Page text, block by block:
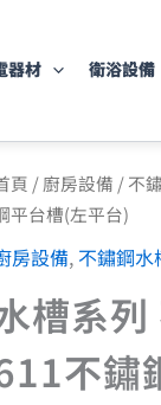
器材 衛浴設備
頁 /廚房設備 /不
平台槽(左平台)
房設備, 不鏽鋼水
槽系列
不鏽